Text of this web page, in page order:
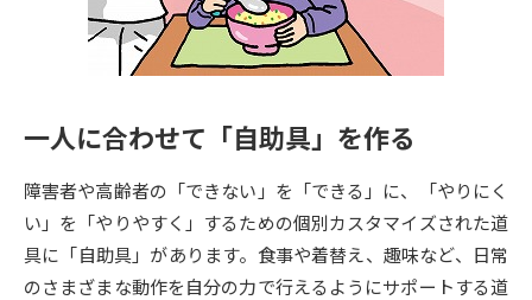
大学入学共通テスト「受験上の
配慮案内」の請求
高等学校卒業程度認定試験
高等学校（情報）教員資格認定
大学研究 大学検索
一人に合わせて「自助具」を作る
障害者や高齢者の「できない」を「できる」に、「やりにく
い」を「やりやすく」するための個別カスタマイズされた道
具に「自助具」があります。食事や着替え、趣味など、日常
のさまざまな動作を自分の力で行えるようにサポートする道